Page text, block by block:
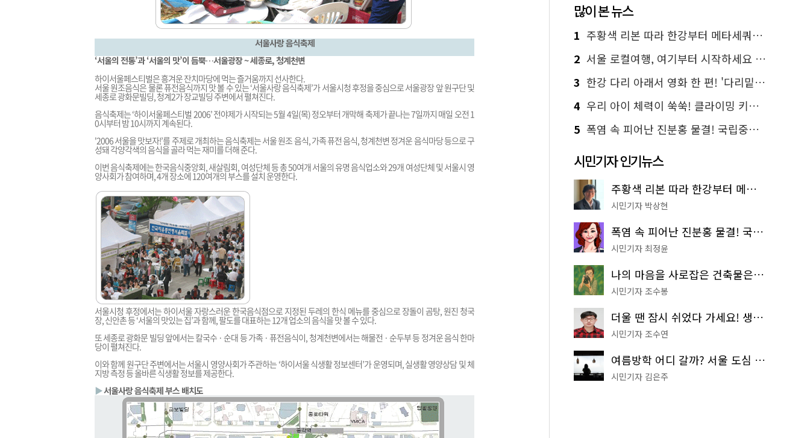
서울사랑 음식축제
‘서울의 전통’과 ‘서울의 맛’이 듬뿍…서울광장 ~ 세종로, 청계천변
하이서울페스티벌은 흥겨운 잔치마당에 먹는 즐거움까지 선사한다.
서울 원조음식은 물론 퓨전음식까지 맛 볼 수 있는 ‘서울사랑 음식축제’가 서울시청 후정을 중심으로 서울광장 앞 원구단 및
세종로 광화문빌딩, 청계2가 장교빌딩 주변에서 펼쳐진다.
음식축제는 ‘하이서울페스티벌 2006’ 전야제가 시작되는 5월 4일(목) 정오부터 개막해 축제가 끝나는 7일까지 매일 오전 1
0시부터 밤 10시까지 계속된다.
'2006 서울을 맛보자!’를 주제로 개최하는 음식축제는 서울 원조 음식, 가족 퓨전 음식, 청계천변 정겨운 음식마당 등으로 구
성돼 각양각색의 음식을 골라 먹는 재미를 더해 준다.
이번 음식축제에는 한국음식중앙회, 새살림회, 여성단체 등 총 50여개 서울의 유명 음식업소와 29개 여성단체 및 서울시 영
양사회가 참여하며, 4개 장소에 120여개의 부스를 설치 운영한다.
서울시청 후정에서는 하이서울 자랑스러운 한국음식점으로 지정된 두레의 한식 메뉴를 중심으로 장돌이 곰탕, 원진 청국
장, 신안촌 등 ‘서울의 맛있는 집’과 함께, 팔도를 대표하는 12개 업소의 음식을 맛 볼 수 있다.
또 세종로 광화문 빌딩 앞에서는 칼국수 · 순대 등 가족 · 퓨전음식이, 청계천변에서는 해물전 · 순두부 등 정겨운 음식 한마
당이 펼쳐진다.
이와 함께 원구단 주변에서는 서울시 영양사회가 주관하는 ‘하이서울 식생활 정보센터’가 운영되며, 실생활 영양상담 및 체
지방 측정 등 올바른 식생활 정보를 제공한다.
▶서울사랑 음식축제 부스 배치도
많이 본 뉴스
1 주황색 리본 따라 한강부터 메타세쿼이아 숲길까지…서울둘레길 15코스
2 서울 로컬여행, 여기부터 시작하세요 '서울에디션25'
3 한강 다리 아래서 영화 한 편! '다리밑 영화관' 무료 상영
4 우리 아이 체력이 쑥쑥! 클라이밍 키즈카페·어린이 체력장
5 폭염 속 피어난 진분홍 물결! 국립중앙박물관 배롱나무 명소
시민기자 인기뉴스
주황색 리본 따라 한강부터 메타세쿼이아 숲길까지…서울둘레길 15코스
시민기자 박상현
폭염 속 피어난 진분홍 물결! 국립중앙박물관 배롱나무 명소
시민기자 최정윤
나의 마음을 사로잡은 건축물은? '서울시 건축상' 수상작 공개!
시민기자 조수봉
더울 땐 잠시 쉬었다 가세요! 생수 냉장고부터 해피소·무더위쉼터까지
시민기자 조수연
여름방학 어디 갈까? 서울 도심 무료 실내 여행 코스 추천
시민기자 김은주